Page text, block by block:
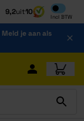
9,2uit10
Incl BTW
Inclusief
Meld je aan als